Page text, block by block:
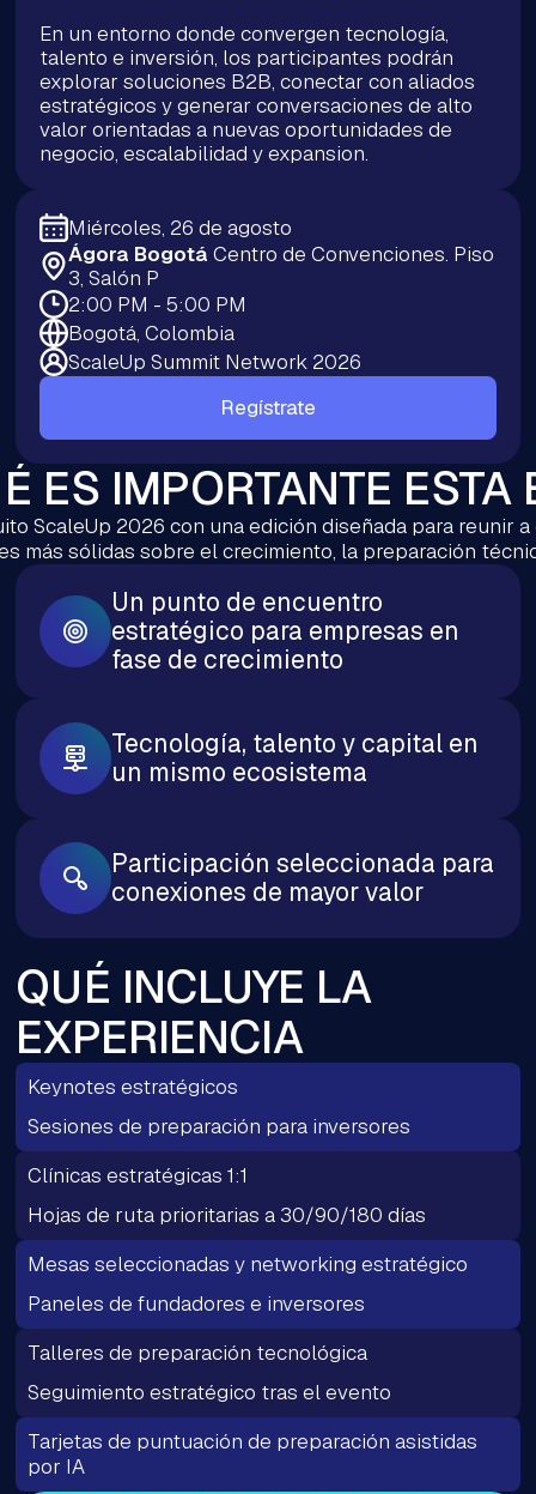
En un entorno donde convergen tecnología,
talento e inversión, los participantes podrán
explorar soluciones B2B, conectar con aliados
estratégicos y generar conversaciones de alto
valor orientadas a nuevas oportunidades de
negocio, escalabilidad y expansion.
Miércoles, 26 de agosto
Ágora BogotáCentro de Convenciones. Piso
3, Salón P
2:00 PM - 5:00 PM
Bogotá, Colombia
ScaleUp Summit Network 2026
Regístrate
ES IMPORTANTE ESTA
ScaleUp 2026 con una edición diseñada para reunir
más sólidas sobre el crecimiento, la preparación
Un punto de encuentro
estratégico para empresas en
fase de crecimiento
Tecnología, talento y capital en
un mismo ecosistema
Participación seleccionada para
conexiones de mayor valor
QUÉ INCLUYE LA
EXPERIENCIA
Keynotes estratégicos
Sesiones de preparación para inversores
Clínicas estratégicas 1:1
Hojas de ruta prioritarias a 30/90/180 días
Mesas seleccionadas y networking estratégico
Paneles de fundadores e inversores
Talleres de preparación tecnológica
Seguimiento estratégico tras el evento
Tarjetas de puntuación de preparación asistidas
por IA